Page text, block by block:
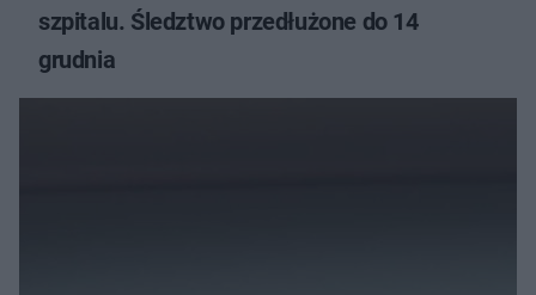
szpitalu. Śledztwo przedłużone do 14
grudnia